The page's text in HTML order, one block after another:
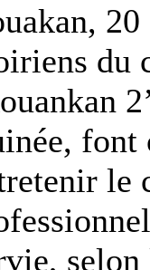
du
font
le